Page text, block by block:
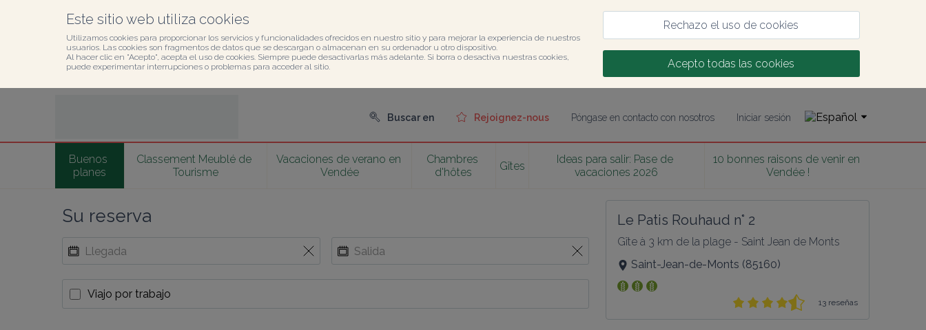
Este sitio web utiliza cookies
Utilizamos cookies para proporcionar los servicios y funcionalidades ofrecidos en nuestro sitio y para mejorar la experiencia de nuestros
usuarios. Las cookies son fragmentos de datos que se descargan o almacenan en su ordenador u otro dispositivo.
Al hacer clic en "Acepto", acepta el uso de cookies. Siempre puede desactivarlas más adelante. Si borra o desactiva nuestras cookies,
puede experimentar interrupciones o problemas para acceder al sitio.
Rechazo el uso de cookies
Acepto todas las cookies
Buscar en Rejoignez-nous Póngase en contacto con nosotros Iniciar sesión
Buenos
planes
Classement Meublé de
Tourisme
Vacaciones de verano en
Vendée
Chambres
d'hôtes
Gîtes
Ideas para salir: Pase de
vacaciones 2026
10 bonnes raisons de venir en
Vendée !
Su reserva
Viajo por trabajo
Le Patis Rouhaud n° 2
Gîte à 3 km de la plage - Saint Jean de Monts
Saint-Jean-de-Monts (85160)
13 reseñas